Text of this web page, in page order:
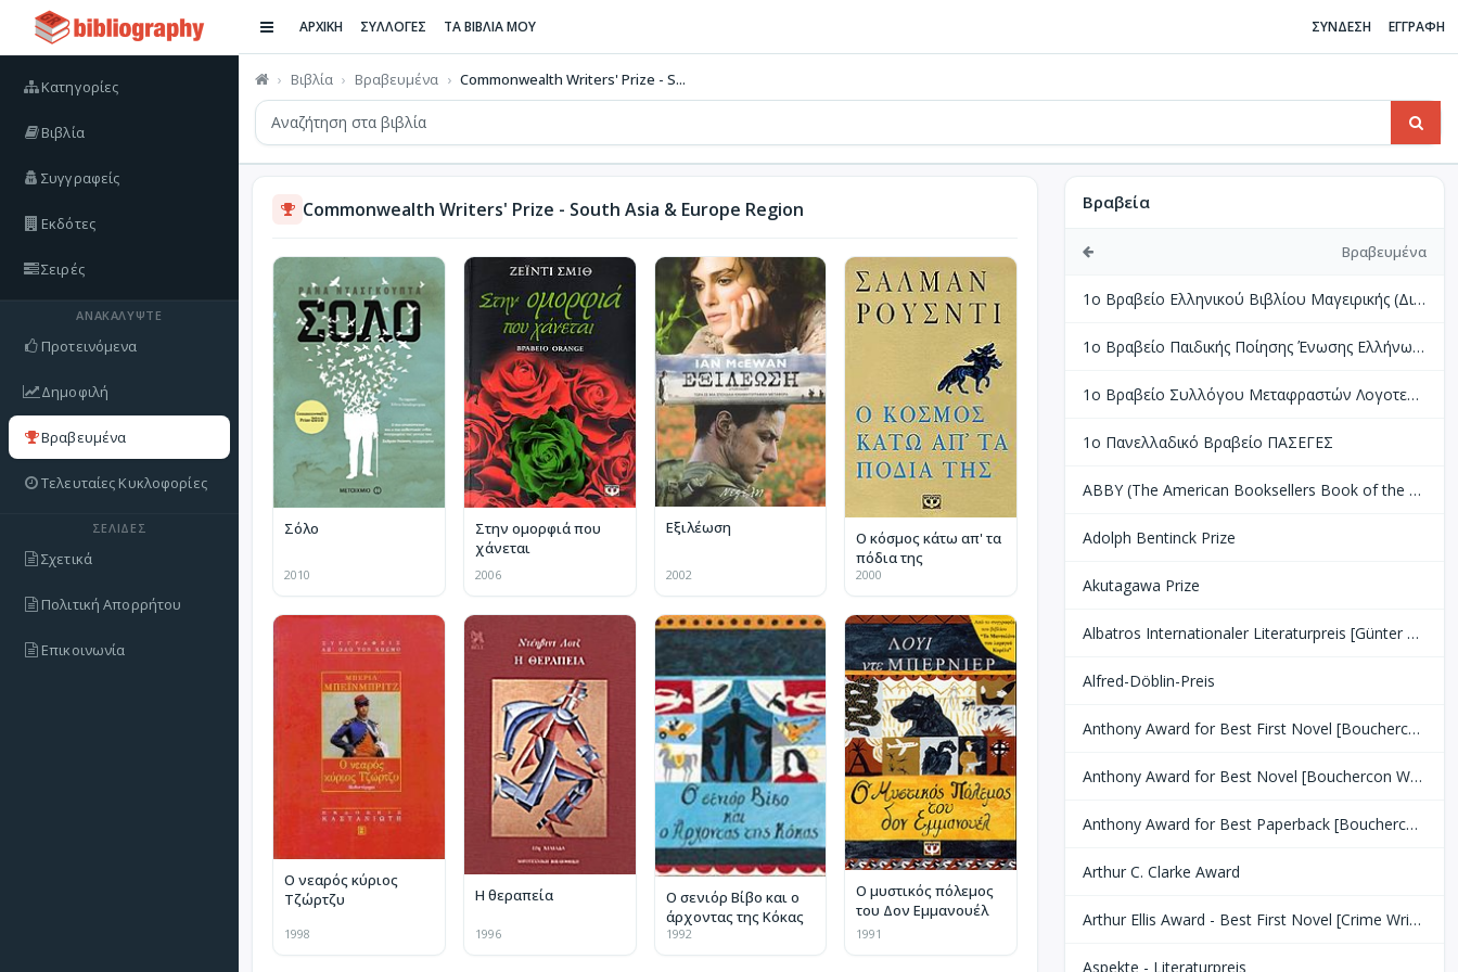
Κατηγορίες
Βιβλία
Συγγραφείς
Εκδότες
Σειρές
ΑΝΑΚΑΛΎΨΤΕ
Προτεινόμενα
Δημοφιλή
Βραβευμένα
Τελευταίες Κυκλοφορίες
ΣΕΛΊΔΕΣ
Σχετικά
Πολιτική Απορρήτου
Επικοινωνία
ΑΡΧΙΚΗ ΣΥΛΛΟΓΕΣ ΤΑ ΒΙΒΛΙΑ ΜΟΥ ΣΥΝΔΕΣΗ ΕΓΓΡΑΦΗ
Βιβλία Βραβευμένα Commonwealth Writers' Prize - S...
Commonwealth Writers' Prize - South Asia & Europe Region
Σόλο
2010
Στην ομορφιά που
χάνεται
2006
Εξιλέωση
2002
Ο κόσμος κάτω απ' τα
πόδια της
2000
Ο νεαρός κύριος
Τζώρτζυ
1998
Η θεραπεία
1996
Ο σενιόρ Βίβο και ο
άρχοντας της Κόκας
1992
Ο μυστικός πόλεμος
του Δον Εμμανουέλ
1991
Βραβεία
Βραβευμένα
1ο Βραβείο Ελληνικού Βιβλίου Μαγειρικής (Διεθνής Διαγωνισμός Βιβλίων Μαγειρικής Perigueux Γαλλίας)
1ο Βραβείο Παιδικής Ποίησης Ένωσης Ελλήνων Λογοτεχνών
1ο Βραβείο Συλλόγου Μεταφραστών Λογοτεχνίας
1ο Πανελλαδικό Βραβείο ΠΑΣΕΓΕΣ
ABBY (The American Booksellers Book of the Year)
Adolph Bentinck Prize
Akutagawa Prize
Albatros Internationaler Literaturpreis [Günter Grass Stiftung Bremen]
Alfred-Döblin-Preis
Anthony Award for Best First Novel [Bouchercon World Mystery Convention]
Anthony Award for Best Novel [Bouchercon World Mystery Convention]
Anthony Award for Best Paperback [Bouchercon World Mystery Convention]
Arthur C. Clarke Award
Arthur Ellis Award - Best First Novel [Crime Writers of Canada]
Aspekte - Literaturpreis